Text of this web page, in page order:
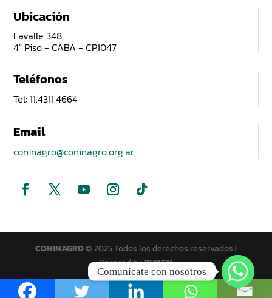
Ubicación
Lavalle 348,
4° Piso - CABA - CP1047
Teléfonos
Tel: 11.4311.4664
Email
coninagro@coninagro.org.ar
CONINAGRO© 2025 Todos los derechos reservados |
Powered byPUKEN
Comunicate con nosotros